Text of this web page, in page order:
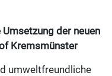
der neuen
Kremsmünster
umweltfreundliche